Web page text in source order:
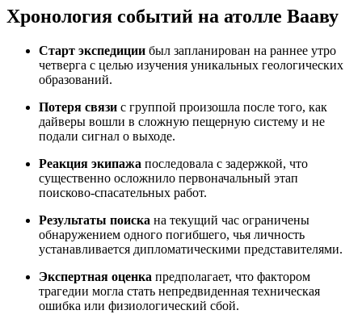
Хронология событий на атолле Вааву
Старт экспедиции был запланирован на раннее утро
четверга с целью изучения уникальных геологических
образований.
Потеря связи с группой произошла после того, как
дайверы вошли в сложную пещерную систему и не
подали сигнал о выходе.
Реакция экипажа последовала с задержкой, что
существенно осложнило первоначальный этап
поисково-спасательных работ.
Результаты поиска на текущий час ограничены
обнаружением одного погибшего, чья личность
устанавливается дипломатическими представителями.
Экспертная оценка предполагает, что фактором
трагедии могла стать непредвиденная техническая
ошибка или физиологический сбой.